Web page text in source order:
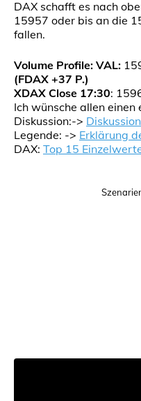
DAX schafft es nach
15957 oder bis an die
fallen.
Volume Profile: VAL:
(FDAX +37 P.)
XDAX Close 17:30:
Ich wünsche allen
Diskussion:->
Legende: -> Erklärung
DAX: Top 15